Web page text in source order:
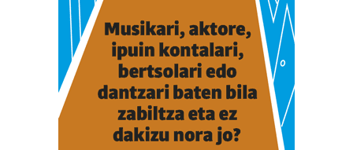
erabiltzeko baimen esplizitua ematen diguzu.Gehiago